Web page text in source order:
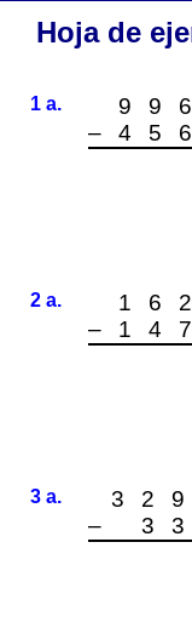
Hoja de
1 a.
2 a.
3 a.
–